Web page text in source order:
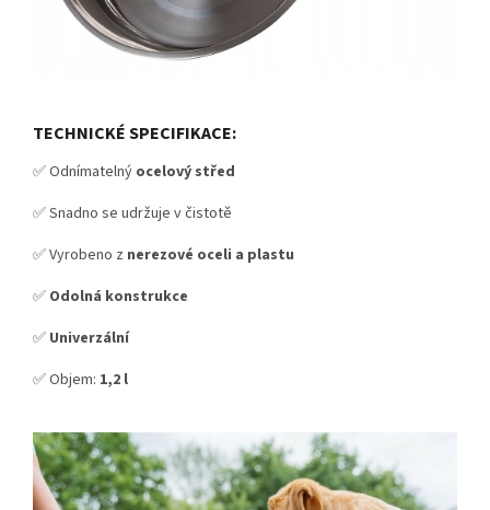
TECHNICKÉ SPECIFIKACE:
✅ Odnímatelný ocelový střed
✅ Snadno se udržuje v čistotě
✅ Vyrobeno z nerezové oceli a plastu
✅ Odolná konstrukce
✅ Univerzální
✅ Objem: 1,2 l